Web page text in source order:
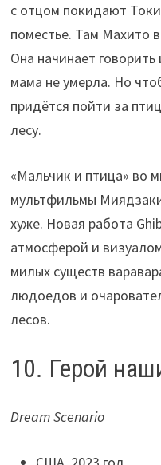
с отцом покидают
поместье. Там Махито
Она начинает
мама не умерла. Но
придётся пойти за
лесу.
«Мальчик и птица» во
мультфильмы
хуже. Новая работа
атмосферой и
милых существ
людоедов и
лесов.
10. Герой
Dream Scenario